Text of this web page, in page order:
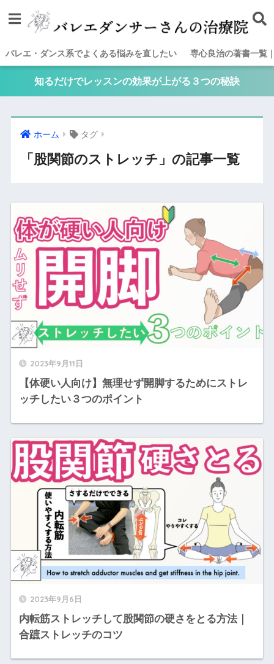
バレエ・ダンス系でよくある悩みを直したい 専心良治の著書一覧
知るだけでレッスンの効果が上がる３つの秘訣
ホーム タグ
「股関節のストレッチ」の記事一覧
2023年9月11日
【体硬い人向け】無理せず開脚するためにストレ
ッチしたい３つのポイント
2023年9月6日
内転筋ストレッチして股関節の硬さをとる方法｜
合蹠ストレッチのコツ